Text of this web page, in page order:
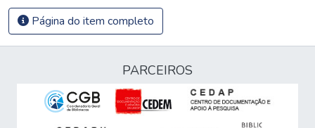
Página do item completo
PARCEIROS